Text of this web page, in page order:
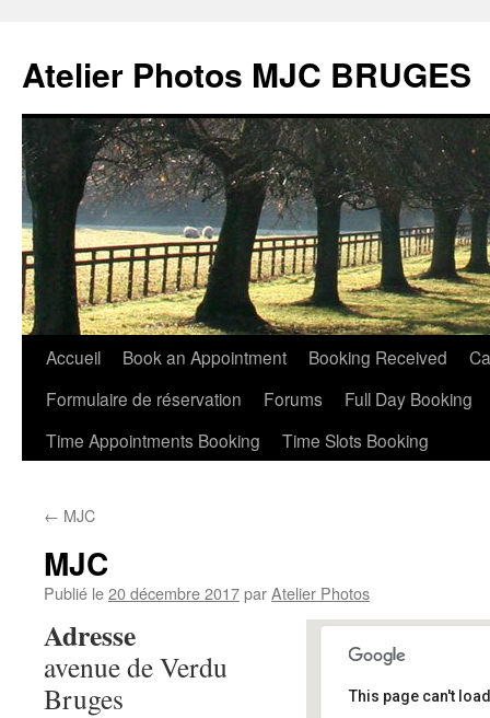
Atelier Photos MJC BRUGES
Aller
contenu
Accueil Book an Appointment Booking Received
Formulaire de réservation
Forums
Full Day Booking
Time Appointments Booking
Time Slots Booking
← MJC
MJC
Publié le20 décembre 2017parAtelier Photos
This page can't
Adresse
avenue de Verdu
Bruges